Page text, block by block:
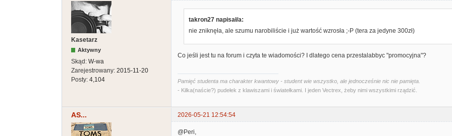
Kasetarz
Aktywny
Skąd: W-wa
Zarejestrowany: 2015-11-20
Posty: 4,104
takron27 napisał/a:
nie zniknęła, ale szumu narobiliście i już wartość wzrosła ;-P (tera za jedyne 300zł)
Co jeśli jest tu na forum i czyta te wiadomości? I dlatego cena przestalabbyc "promocyjna"?
Pamięć studenta ma charakter kwantowy - student wie wszystko, ale jednocześnie nic nie pamięta.
- Kilka(naście?) pudełek z klawiszami i światełkami. I jeden Vectrex, żeby nimi wszystkimi rządzić.
AS... 2026-05-21 12:54:54
@Peri,